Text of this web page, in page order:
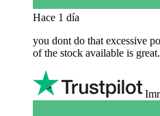
Hace 1 día
you dont do that excessive
of the stock available is